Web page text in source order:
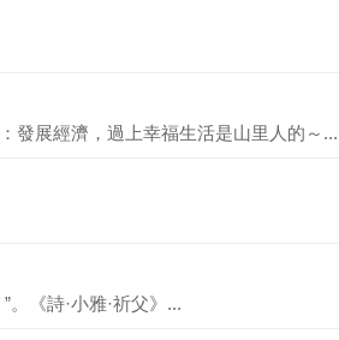
發展經濟，過上幸福生活是山里人的～...
《詩·小雅·祈父》...